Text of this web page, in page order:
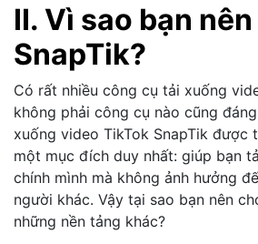
II. Vì sao bạn
SnapTik?
Có rất nhiều công cụ tải xuống
không phải công cụ nào cũng
xuống video TikTok SnapTik được
một mục đích duy nhất: giúp bạn
chính mình mà không ảnh hưởng
người khác. Vậy tại sao bạn nên
những nền tảng khác?